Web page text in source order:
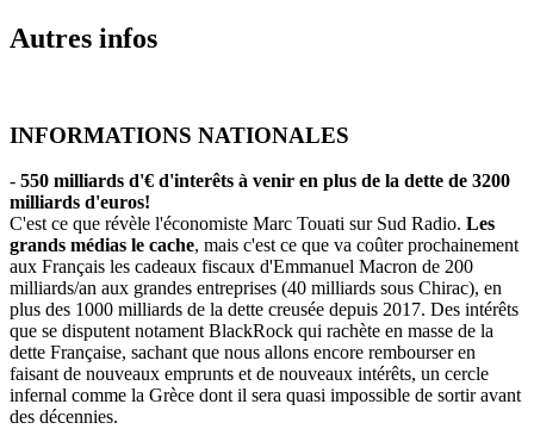
Autres infos
INFORMATIONS NATIONALES
- 550 milliards d'€ d'interêts à venir en plus de la dette de 3200
milliards d'euros!
C'est ce que révèle l'économiste Marc Touati sur Sud Radio. Les
grands médias le cache, mais c'est ce que va coûter prochainement
aux Français les cadeaux fiscaux d'Emmanuel Macron de 200
milliards/an aux grandes entreprises (40 milliards sous Chirac), en
plus des 1000 milliards de la dette creusée depuis 2017. Des intérêts
que se disputent notament BlackRock qui rachète en masse de la
dette Française, sachant que nous allons encore rembourser en
faisant de nouveaux emprunts et de nouveaux intérêts, un cercle
infernal comme la Grèce dont il sera quasi impossible de sortir avant
des décennies.